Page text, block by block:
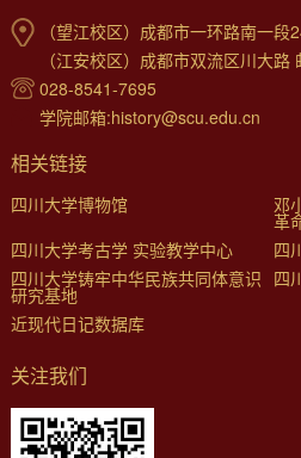
（望江校区）成都市一环路南一
（江安校区）成都市双流区川大路
028-8541-7695
学院邮箱:history@scu.edu.cn
相关链接
四川大学博物馆 邓
革
四川大学考古学 实验教学中心
四
四川大学铸牢中华民族共同体意识
研究基地
四
近现代日记数据库
关注我们